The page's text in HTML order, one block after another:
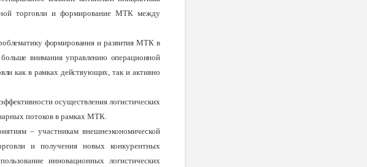
торговли и формирование МТК между
формирования и развития МТК в
больше внимания управлению операционной
как в рамках действующих, таки активно
осуществления логистических
потоков в рамках МТК.
– участникам внешнеэкономической
и получения новых конкурентных
инновационных логистических